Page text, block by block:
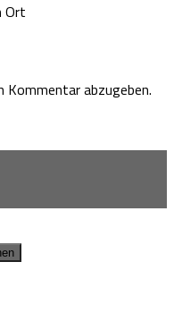
Ort
Kommentar abzugeben.